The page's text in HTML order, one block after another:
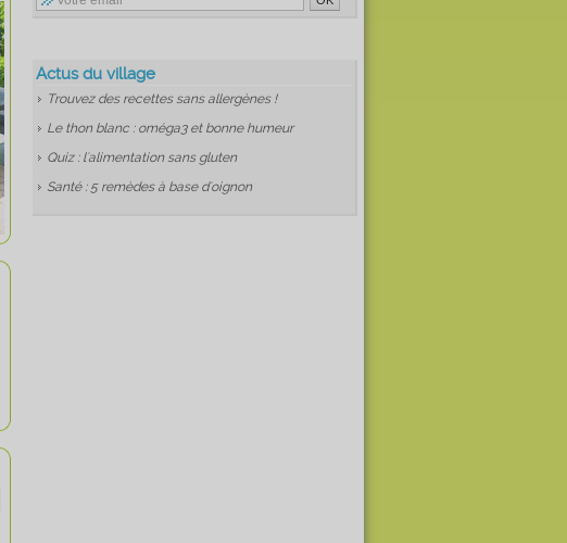
Actus du village
Trouvez des recettes sans allergènes !
Le thon blanc : oméga3 et bonne humeur
Quiz : l'alimentation sans gluten
Santé : 5 remèdes à base d'oignon